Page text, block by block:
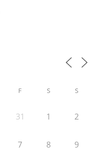
F S S
31 1 2
7 8 9